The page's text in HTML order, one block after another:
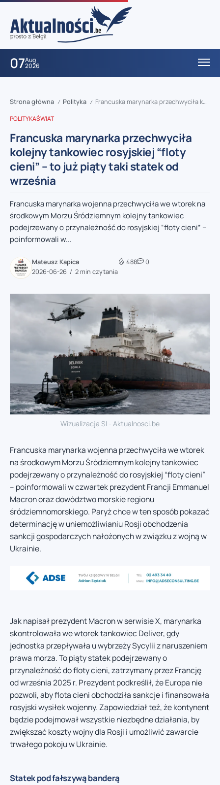
07Aug
2026
Strona główna / Polityka / Francuska marynarka przechwyciła kolejny tankowiec rosyjskiej “floty cieni” – to już piąty taki statek od września
POLITYKAŚWIAT
Francuska marynarka przechwyciła
kolejny tankowiec rosyjskiej “floty
cieni” – to już piąty taki statek od
września
Francuska marynarka wojenna przechwyciła we wtorek na
środkowym Morzu Śródziemnym kolejny tankowiec
podejrzewany o przynależność do rosyjskiej “floty cieni” –
poinformowali w...
Mateusz Kapica
2026-06-26
2 min czytania
488 0
Wizualizacja SI - Aktualnosci.be
Francuska marynarka wojenna przechwyciła we wtorek
na środkowym Morzu Śródziemnym kolejny tankowiec
podejrzewany o przynależność do rosyjskiej “floty cieni”
– poinformowali w czwartek prezydent Francji Emmanuel
Macron oraz dowództwo morskie regionu
śródziemnomorskiego. Paryż chce w ten sposób pokazać
determinację w uniemożliwianiu Rosji obchodzenia
sankcji gospodarczych nałożonych w związku z wojną w
Ukrainie.
Jak napisał prezydent Macron w serwisie X, marynarka
skontrolowała we wtorek tankowiec Deliver, gdy
jednostka przepływała u wybrzeży Sycylii z naruszeniem
prawa morza. To piąty statek podejrzewany o
przynależność do floty cieni, zatrzymany przez Francję
od września 2025 r. Prezydent podkreślił, że Europa nie
pozwoli, aby flota cieni obchodziła sankcje i finansowała
rosyjski wysiłek wojenny. Zapowiedział też, że kontynent
będzie podejmował wszystkie niezbędne działania, by
zwiększać koszty wojny dla Rosji i umożliwić zawarcie
trwałego pokoju w Ukrainie.
Statek pod fałszywą banderą